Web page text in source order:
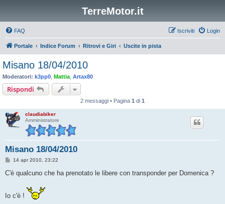
TerreMotor.it
FAQ Login
Iscriviti
Portale Indice Forum Ritrovi e Giri Uscite in pista
Misano 18/04/2010
Moderatori: k3pp0 Mattia Artax80
Rispondi
2 messaggi • Pagina 1 di 1
claudiabiker
Amministratore
Misano 18/04/2010
M
s
g
14 apr 2010, 23:22
C'è qualcuno che ha prenotato le libere con transponder per Domenica ?
Io c'è !